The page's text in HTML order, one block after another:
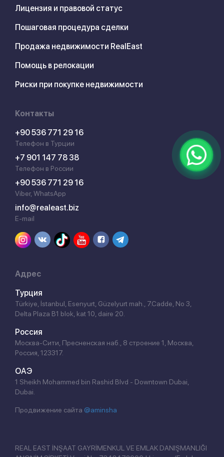
Лицензия и правовой статус
Пошаговая процедура сделки
Продажа недвижимости RealEast
Помощь в релокации
Риски при покупке недвижимости
Контакты
+90 536 771 29 16
Телефон в Турции
+7 901 147 78 38
Телефон в России
+90 536 771 29 16
Viber, WhatsApp
info@realeast.biz
E-mail
Адрес
Турция
Türkiye, İstanbul, Esenyurt, Güzelyurt mah., 7.Cadde, No 3,
Delta Plaza B1 blok, kat 10, daire 20.
Россия
Москва-Сити, Пресненская наб., 8 строение 1, Москва,
Россия, 123317.
ОАЭ
1 Sheikh Mohammed bin Rashid Blvd - Downtown Dubai,
Dubai.
Продвижение сайта @aminsha
REAL EAST İNŞAAT GAYRİMENKUL VE EMLAK DANIŞMANLIĞI